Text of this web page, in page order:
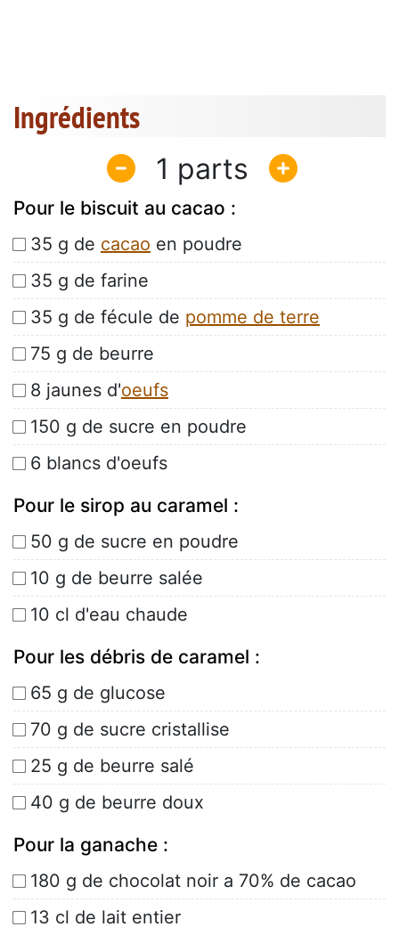
Ingrédients
1
Pour le biscuit au cacao :
35 g de cacao en poudre
35 g de farine
35 g de fécule de pomme de terre
75 g de beurre
8 jaunes d'oeufs
150 g de sucre en poudre
6 blancs d'oeufs
Pour le sirop au caramel :
50 g de sucre en poudre
10 g de beurre salée
10 cl d'eau chaude
Pour les débris de caramel :
65 g de glucose
70 g de sucre cristallise
25 g de beurre salé
40 g de beurre doux
Pour la ganache :
180 g de chocolat noir a 70% de cacao
13 cl de lait entier